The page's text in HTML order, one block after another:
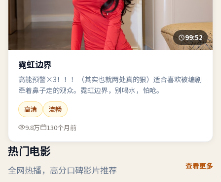
99:52
霓虹边界
高能预警×3！！！（其实也就两处真的狠）适合喜欢被编剧
牵着鼻子走的观众。霓虹边界，别喝水，怕呛。
高清
流畅
9.8万
130个月前
热门电影
全网热播，高分口碑影片推荐 查看更多